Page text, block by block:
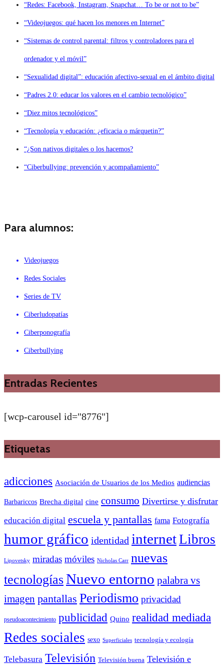
“Redes: Facebook, Instagram, Snapchat… To be or not to be”
“Videojuegos: qué hacen los menores en Internet”
“Sistemas de control parental: filtros y controladores para el
ordenador y el móvil”
“Sexualidad digital”: educación afectivo-sexual en el ámbito digital
“Padres 2.0: educar los valores en el cambio tecnológico”
“Diez mitos tecnológicos”
“Tecnología y educación: ¿eficacia o márquetin?”
“¿Son nativos digitales o los hacemos?
“Ciberbullying: prevención y acompañamiento”
Para alumnos:
Videojuegos
Redes Sociales
Series de TV
Ciberludopatías
Ciberponografía
Ciberbullying
Entradas Recientes
[wcp-carousel id="8776"]
Etiquetas
adicciones Asociación de Usuarios de los Medios audiencias
Barbariccos Brecha digital cine consumo Divertirse y disfrutar
educación digital escuela y pantallas fama Fotografía
humor gráfico identidad internetLibros
Lipovetsky miradas móviles Nicholas Carr nuevas
tecnologíasNuevo entorno palabra vs
imagen pantallas Periodismo privacidad
pseudoacontecimiento publicidad Quino realidad mediada
Redes sociales sexo Superficiales tecnología y ecología
Telebasura Televisión Televisión buena Televisión e